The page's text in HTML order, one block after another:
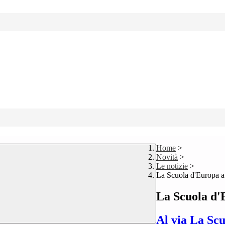
Home >
Novità >
Le notizie >
La Scuola d'Europa
La Scuola
Al via La